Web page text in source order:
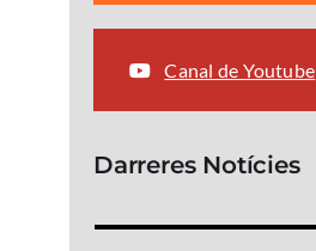
Canal de Youtube
Darreres Notícies